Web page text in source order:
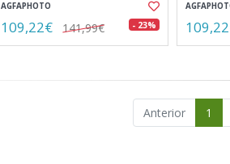
AGFAPHOTO
109,22€ 141,99€ - 23%
Anterior 1